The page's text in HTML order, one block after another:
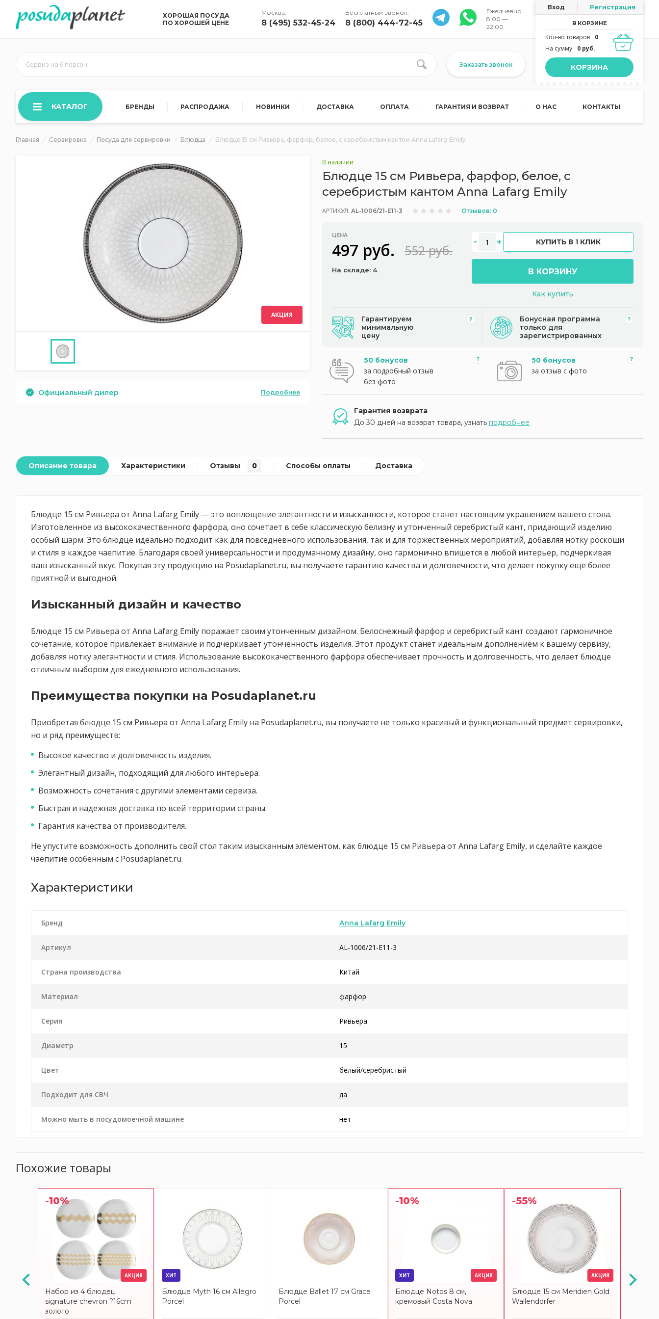
ХОРОШАЯ ПОСУДА
ПО ХОРОШЕЙ ЦЕНЕ
Москва:
8 (495) 532-45-24
Бесплатный звонок:
8 (800) 444-72-45
Ежедневно
8:00 —
22:00
Вход Регистрация
В КОРЗИНЕ
Кол-во товаров
0
На сумму
0 руб.
КОРЗИНА
Сервиз на 6 персон Заказать звонок
КАТАЛОГ БРЕНДЫ РАСПРОДАЖА НОВИНКИ ДОСТАВКА ОПЛАТА ГАРАНТИЯ И ВОЗВРАТ О НАС КОНТАКТЫ
Главная Сервировка Посуда для сервировки Блюдца Блюдце 15 см Ривьера, фарфор, белое, с серебристым кантом Anna Lafarg Emily
АКЦИЯ
Официальный дилер Подробнее
В наличии
Блюдце 15 см Ривьера, фарфор, белое, с
серебристым кантом Anna Lafarg Emily
АРТИКУЛ: AL-1006/21-E11-3 Отзывов: 0
ЦЕНА
497 руб. 552 руб.
На складе: 4
КУПИТЬ В 1 КЛИК
В КОРЗИНУ
Как купить
Гарантируем
минимальную
цену
Бонусная программа
только для
зарегистрированных
50 бонусов
за подробный отзыв
без фото
50 бонусов
за отзыв с фото
Гарантия возврата
До 30 дней на возврат товара, узнать подробнее
Описание товара Характеристики Отзывы 0 Способы оплаты Доставка
Блюдце 15 см Ривьера от Anna Lafarg Emily — это воплощение элегантности и изысканности, которое станет настоящим украшением вашего стола.
Изготовленное из высококачественного фарфора, оно сочетает в себе классическую белизну и утонченный серебристый кант, придающий изделию
особый шарм. Это блюдце идеально подходит как для повседневного использования, так и для торжественных мероприятий, добавляя нотку роскоши
и стиля в каждое чаепитие. Благодаря своей универсальности и продуманному дизайну, оно гармонично впишется в любой интерьер, подчеркивая
ваш изысканный вкус. Покупая эту продукцию на Posudaplanet.ru, вы получаете гарантию качества и долговечности, что делает покупку еще более
приятной и выгодной.
Изысканный дизайн и качество
Блюдце 15 см Ривьера от Anna Lafarg Emily поражает своим утонченным дизайном. Белоснежный фарфор и серебристый кант создают гармоничное
сочетание, которое привлекает внимание и подчеркивает утонченность изделия. Этот продукт станет идеальным дополнением к вашему сервизу,
добавляя нотку элегантности и стиля. Использование высококачественного фарфора обеспечивает прочность и долговечность, что делает блюдце
отличным выбором для ежедневного использования.
Преимущества покупки на Posudaplanet.ru
Приобретая блюдце 15 см Ривьера от Anna Lafarg Emily на Posudaplanet.ru, вы получаете не только красивый и функциональный предмет сервировки,
но и ряд преимуществ:
Высокое качество и долговечность изделия.
Элегантный дизайн, подходящий для любого интерьера.
Возможность сочетания с другими элементами сервиза.
Быстрая и надежная доставка по всей территории страны.
Гарантия качества от производителя.
Не упустите возможность дополнить свой стол таким изысканным элементом, как блюдце 15 см Ривьера от Anna Lafarg Emily, и сделайте каждое
чаепитие особенным с Posudaplanet.ru.
Характеристики
Бренд Anna Lafarg Emily
Артикул AL-1006/21-E11-3
Страна производства Китай
Материал фарфор
Серия Ривьера
Диаметр 15
Цвет белый/серебристый
Подходит для СВЧ да
Можно мыть в посудомоечной машине нет
Похожие товары
АКЦИЯ
-10%
АКЦИЯ
Набор из 4 блюдец
signature chevron ?16cm
золото
ХИТ
Блюдце Myth 16 см Allegro
Porcel
Блюдце Ballet 17 см Grace
Porcel
-10%
ХИТ АКЦИЯ
Блюдце Notos 8 см,
кремовый Costa Nova
-55%
АКЦИЯ
Блюдце 15 см Meridien Gold
Wallendorfer